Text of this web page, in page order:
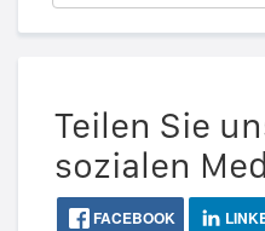
Teilen Sie
sozialen
FACEBOOK